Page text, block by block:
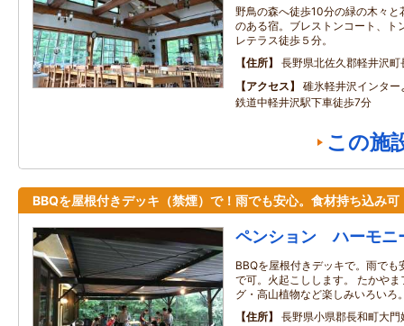
野鳥の森へ徒歩10分の緑の木々
のある宿。ブレストンコート、ト
レテラス徒歩５分。
住所
長野県北佐久郡軽井沢町
アクセス
碓氷軽井沢インタ
鉄道中軽井沢駅下車徒歩7分
この施
BBQを屋根付きデッキ（禁煙）で！雨でも安心。食材持ち込み可
ペンション ハーモニ
BBQを屋根付きデッキで。雨で
で可。火起こしします。 たかや
グ・高山植物など楽しみいろいろ
住所
長野県小県郡長和町大